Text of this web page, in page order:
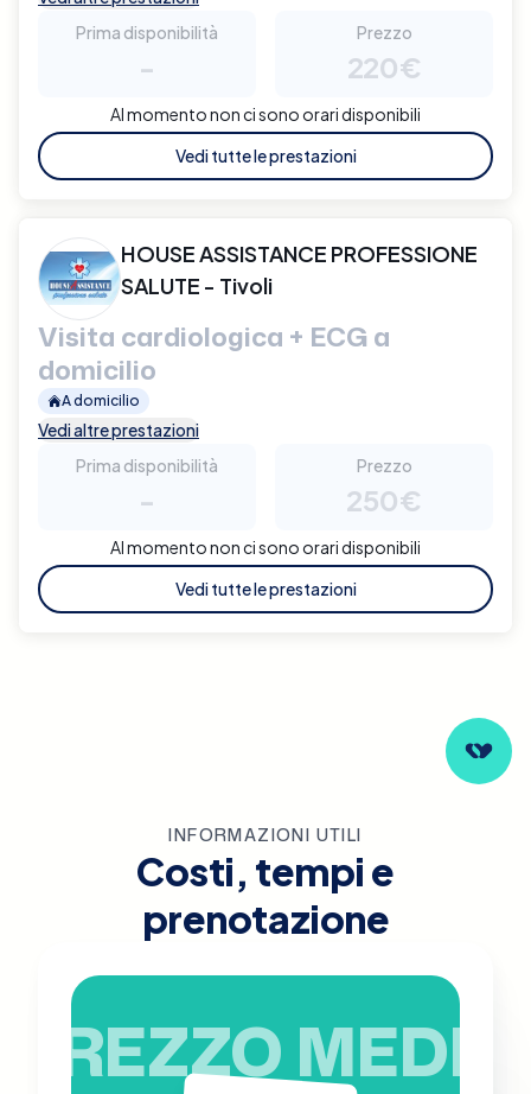
Prima disponibilità
-
Prezzo
220€
Al momento non ci sono orari disponibili
Vedi tutte le prestazioni
HOUSE ASSISTANCE PROFESSIONE
SALUTE - Tivoli
Visita cardiologica + ECG a
domicilio
A domicilio
Vedi altre prestazioni
Prima disponibilità
-
Prezzo
250€
Al momento non ci sono orari disponibili
Vedi tutte le prestazioni
INFORMAZIONI UTILI
Costi, tempi e
prenotazione
PREZZO MEDIO